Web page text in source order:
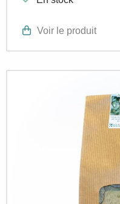
Voir le produit